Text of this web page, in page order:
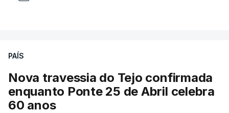
PAÍS
Nova travessia do Tejo confirmada
enquanto Ponte 25 de Abril celebra
60 anos